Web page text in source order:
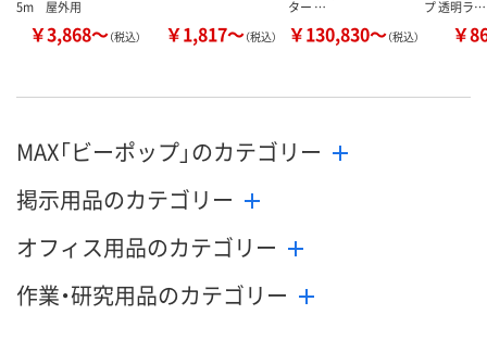
5m 屋外用
￥3,868～（税込） ￥1,817～（税込）
ター …
￥130,830～（税込）
プ 透明ラ…
￥
MAX「ビーポップ」のカテゴリー
掲示用品のカテゴリー
オフィス用品のカテゴリー
作業・研究用品のカテゴリー